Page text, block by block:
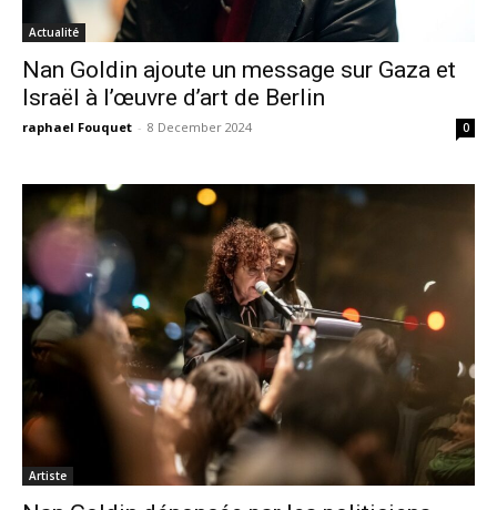
Actualité
Nan Goldin ajoute un message sur Gaza et
Israël à l’œuvre d’art de Berlin
raphael Fouquet - 8 December 2024 0
Artiste